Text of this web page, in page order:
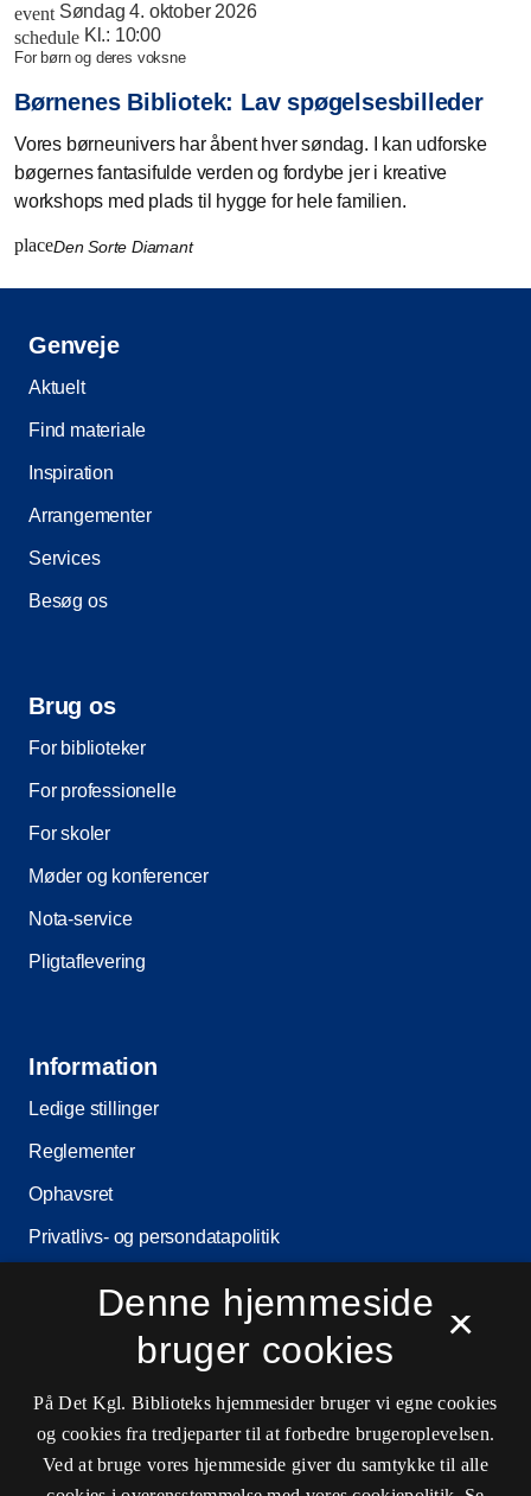
event Søndag 4. oktober 2026
schedule Kl.: 10:00
for børn og deres voksne
Børnenes Bibliotek: Lav spøgelsesbilleder
Vores børneunivers har åbent hver søndag. I kan udforske
bøgernes fantasifulde verden og fordybe jer i kreative
workshops med plads til hygge for hele familien.
placeDen Sorte Diamant
Genveje
Aktuelt
Find materiale
Inspiration
Arrangementer
Services
Besøg os
Brug os
For biblioteker
For professionelle
For skoler
Møder og konferencer
Nota-service
Pligtaflevering
Information
Ledige stillinger
Reglementer
Ophavsret
Privatlivs- og persondatapolitik
Driftsstatus
Cookieindstillinger
Kontaktinformationer
×
Denne hjemmeside
bruger cookies
På Det Kgl. Biblioteks hjemmesider bruger vi egne cookies
og cookies fra tredjeparter til at forbedre brugeroplevelsen.
Ved at bruge vores hjemmeside giver du samtykke til alle